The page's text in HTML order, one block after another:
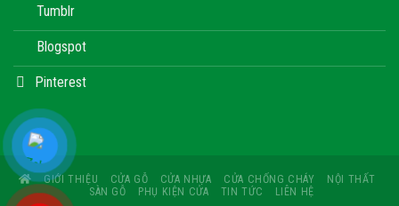
Tumblr
Blogspot
Pinterest
GIỚI THIỆU CỬA GỖ CỬA NHỰA CỬA CHỐNG CHÁY
NỘI THẤT
SÀN GỖ
PHỤ KIỆN CỬA TIN TỨC LIÊN HỆ